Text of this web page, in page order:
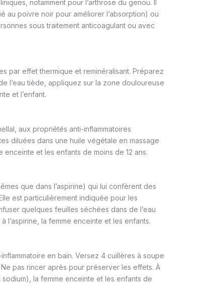
notamment pour l’arthrose du genou. Il
au poivre noir pour améliorer l’absorption) ou
sous traitement anticoagulant ou avec
par effet thermique et reminéralisant. Préparez
l’eau tiède, appliquez sur la zone douloureuse
et l’enfant.
aux propriétés anti-inflammatoires
diluées dans une huile végétale en massage
enceinte et les enfants de moins de 12 ans.
que dans l’aspirine) qui lui confèrent des
est particulièrement indiquée pour les
quelques feuilles séchées dans de l’eau
l’aspirine, la femme enceinte et les enfants.
en bain. Versez 4 cuillères à soupe
pas rincer après pour préserver les effets. À
la femme enceinte et les enfants de